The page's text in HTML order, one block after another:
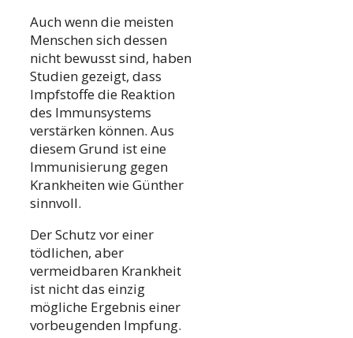
Auch wenn die meisten
Menschen sich dessen
nicht bewusst sind, haben
Studien gezeigt, dass
Impfstoffe die Reaktion
des Immunsystems
verstärken können. Aus
diesem Grund ist eine
Immunisierung gegen
Krankheiten wie Günther
sinnvoll.
Der Schutz vor einer
tödlichen, aber
vermeidbaren Krankheit
ist nicht das einzig
mögliche Ergebnis einer
vorbeugenden Impfung.